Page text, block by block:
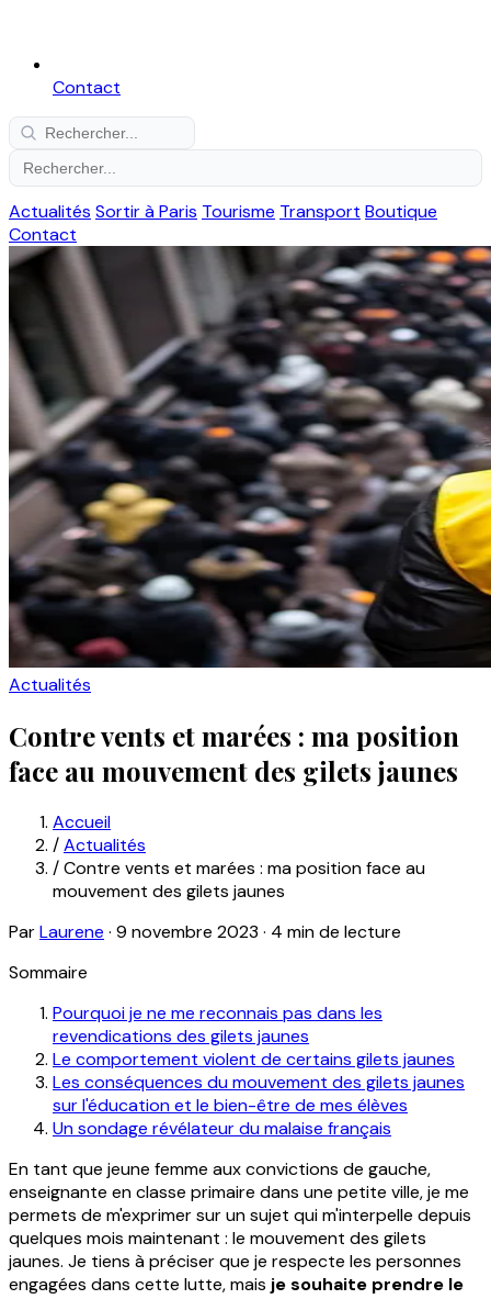
Contact
Actualités Sortir à Paris Tourisme Transport Boutique
Contact
Actualités
Contre vents et marées : ma position
face au mouvement des gilets jaunes
Accueil
/Actualités
/Contre vents et marées : ma position face au
mouvement des gilets jaunes
ParLaurene · 9 novembre 2023 · 4 min de lecture
Sommaire
Pourquoi je ne me reconnais pas dans les
revendications des gilets jaunes
Le comportement violent de certains gilets jaunes
Les conséquences du mouvement des gilets jaunes
sur l'éducation et le bien-être de mes élèves
Un sondage révélateur du malaise français
En tant que jeune femme aux convictions de gauche,
enseignante en classe primaire dans une petite ville, je me
permets de m'exprimer sur un sujet qui m'interpelle depuis
quelques mois maintenant : le mouvement des gilets
jaunes. Je tiens à préciser que je respecte les personnes
engagées dans cette lutte, mais je souhaite prendre le